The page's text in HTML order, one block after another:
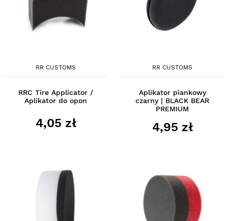
RR CUSTOMS
RRC Tire Applicator /
Aplikator do opon
4,05 zł
RR CUSTOMS
Aplikator piankowy
czarny | BLACK BEAR
PREMIUM
4,95 zł